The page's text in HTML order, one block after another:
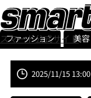
スマート公式サイト
ファッション 美容
2025/11/15 13:00